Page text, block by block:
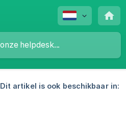
Dit artikel is ook beschikbaar in: